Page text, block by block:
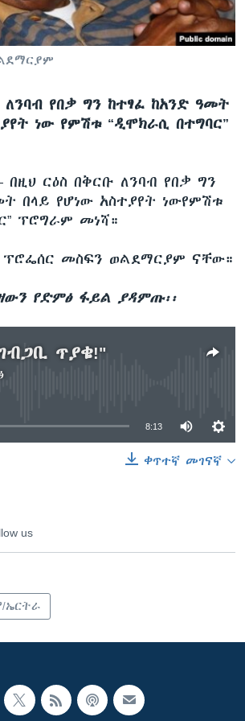
ለንባብ የበቃ ግን ከተፃፈ ከአንድ ዓመት
ነው የምሽቱ “ዲሞክራሲ በተግባር”
በዚህ ርዕስ በቅርቡ ለንባብ የበቃ ግን
በላይ የሆነው አስተያየት ነውየምሽቱ
ፕሮግራም መነሻ።
መስፍን ወልደማርያም ናቸው።
የድምፅ ፋይል ያዳምጡ፡፡
ጥያቄ!"
source currently available
8:13
ቀጥተኛ መገናኛ
us
ኤርትራ